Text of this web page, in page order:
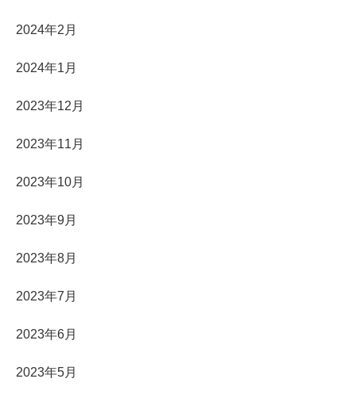
2024年2月
2024年1月
2023年12月
2023年11月
2023年10月
2023年9月
2023年8月
2023年7月
2023年6月
2023年5月